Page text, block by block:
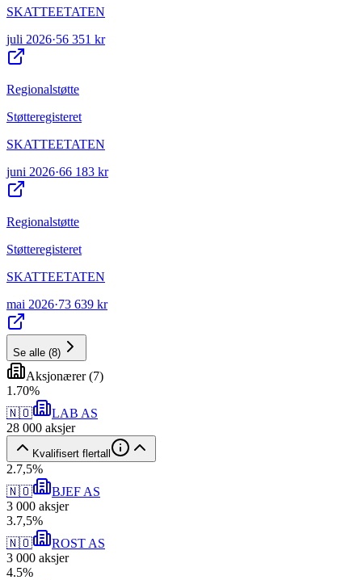
SKATTEETATEN
juli 2026·56 351 kr
Regionalstøtte
Støtteregisteret
SKATTEETATEN
juni 2026·66 183 kr
Regionalstøtte
Støtteregisteret
SKATTEETATEN
mai 2026·73 639 kr
Se alle (8)
Aksjonærer(7)
1 .70%
🇳🇴
LAB AS
28 000 aksjer
Kvalifisert flertall
2.7,5%
🇳🇴
BJEF AS
3 000 aksjer
3.7,5%
🇳🇴
ROST AS
3 000 aksjer
4.5%